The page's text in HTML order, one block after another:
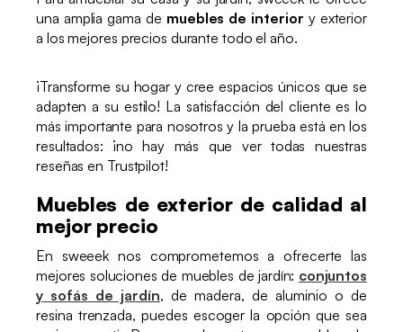
una amplia gama de muebles de interior y exterior
a los mejores precios durante todo el año.
¡Transforme su hogar y cree espacios únicos que se
adapten a su estilo! La satisfacción del cliente es lo
más importante para nosotros y la prueba está en los
resultados: ¡no hay más que ver todas nuestras
reseñas en Trustpilot!
Muebles de exterior de calidad al
mejor precio
En sweeek nos comprometemos a ofrecerte las
mejores soluciones de muebles de jardín: conjuntos
y sofás de jardín, de madera, de aluminio o de
resina trenzada, puedes escoger la opción que sea